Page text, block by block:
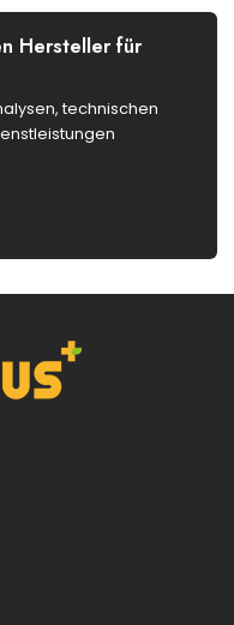
Hersteller für
technischen